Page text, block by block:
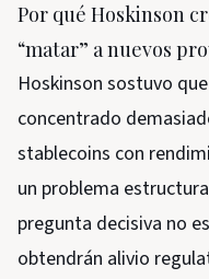
Por qué Hoskinson
“matar” a nuevos
Hoskinson sostuvo
concentrado
stablecoins con
un problema
pregunta decisiva no
obtendrán alivio